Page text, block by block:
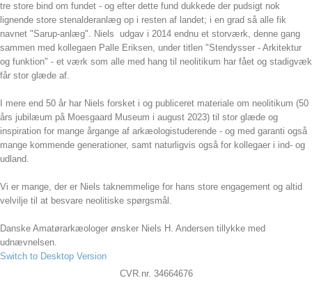
tre store bind om fundet - og efter dette fund dukkede der pudsigt nok
lignende store stenalderanlæg op i resten af landet; i en grad så alle fik
navnet "Sarup-anlæg". Niels udgav i 2014 endnu et storværk, denne gang
sammen med kollegaen Palle Eriksen, under titlen "Stendysser - Arkitektur
og funktion" - et værk som alle med hang til neolitikum har fået og stadigvæk
får stor glæde af.
I mere end 50 år har Niels forsket i og publiceret materiale om neolitikum (50
års jubilæum på Moesgaard Museum i august 2023) til stor glæde og
inspiration for mange årgange af arkæologistuderende - og med garanti også
mange kommende generationer, samt naturligvis også for kollegaer i ind- og
udland.
Vi er mange, der er Niels taknemmelige for hans store engagement og altid
velvilje til at besvare neolitiske spørgsmål.
Danske Amatørarkæologer ønsker Niels H. Andersen tillykke med
udnævnelsen.
Switch to Desktop Version
CVR.nr. 34664676